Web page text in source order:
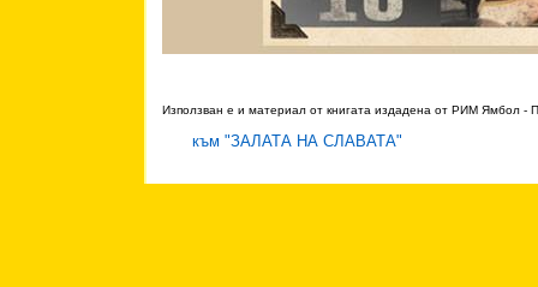
Използван е и материал от книгата издадена от РИМ Ямбол -
към "ЗАЛАТА НА СЛАВАТА"